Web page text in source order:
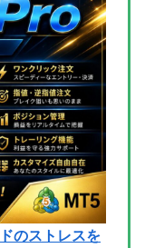
のストレスを